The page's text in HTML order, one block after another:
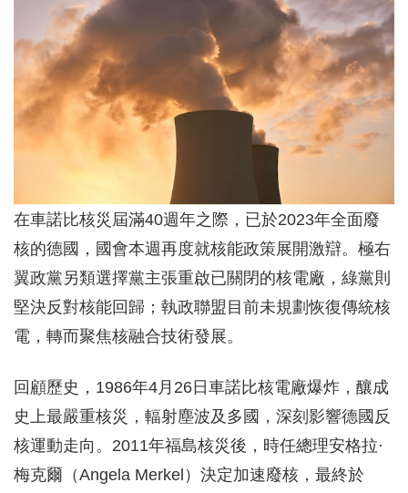
在車諾比核災屆滿40週年之際，已於2023年全面廢
核的德國，國會本週再度就核能政策展開激辯。極右
翼政黨另類選擇黨主張重啟已關閉的核電廠，綠黨則
堅決反對核能回歸；執政聯盟目前未規劃恢復傳統核
電，轉而聚焦核融合技術發展。
回顧歷史，1986年4月26日車諾比核電廠爆炸，釀成
史上最嚴重核災，輻射塵波及多國，深刻影響德國反
核運動走向。2011年福島核災後，時任總理安格拉·
梅克爾（Angela Merkel）決定加速廢核，最終於